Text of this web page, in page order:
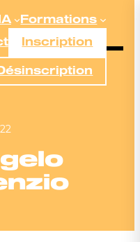
Formations
Inscription